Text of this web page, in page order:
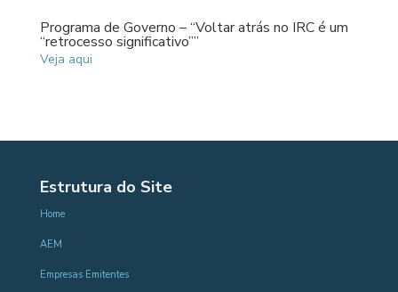
Programa de Governo – “Voltar atrás no IRC é um
“retrocesso significativo””
Veja aqui
Estrutura do Site
Home
AEM
Empresas Emitentes